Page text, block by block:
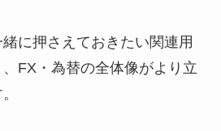
に押さえておきたい関連用
FX・為替の全体像がより立